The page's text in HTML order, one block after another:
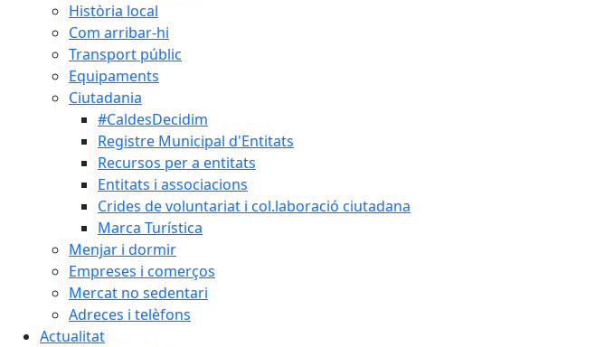
Història local
Com arribar-hi
Transport públic
Equipaments
Ciutadania
#CaldesDecidim
Registre Municipal d'Entitats
Recursos per a entitats
Entitats i associacions
Crides de voluntariat i col.laboració ciutadana
Marca Turística
Menjar i dormir
Empreses i comerços
Mercat no sedentari
Adreces i telèfons
Actualitat